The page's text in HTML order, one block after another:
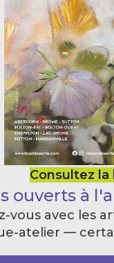
Consultez la
ouverts à
vous avec les
atelier —